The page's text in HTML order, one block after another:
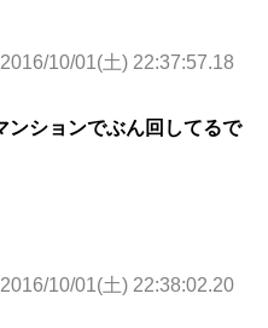
2016/10/01(土) 22:37:57.18
ンションでぶん回してるで
2016/10/01(土) 22:38:02.20